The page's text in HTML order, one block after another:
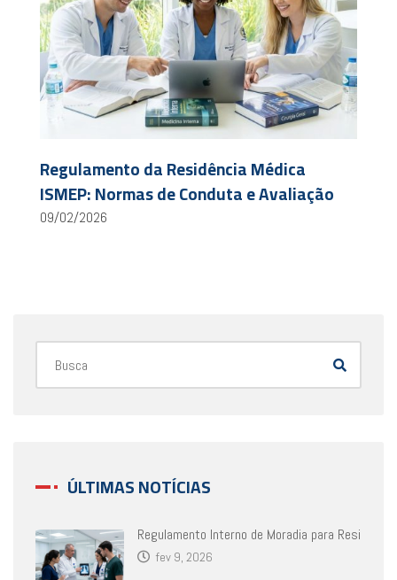
Regulamento da Residência Médica
ISMEP: Normas de Conduta e Avaliação
09/02/2026
ÚLTIMAS NOTÍCIAS
Regulamento Interno de Moradia para Resi
fev 9, 2026